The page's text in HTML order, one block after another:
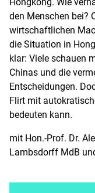
den Menschen bei?
wirtschaftlichen
die Situation in
klar: Viele schauen
Chinas und die
Entscheidungen.
Flirt mit
bedeuten kann.
mit Hon.-Prof. Dr.
Lambsdorff MdB